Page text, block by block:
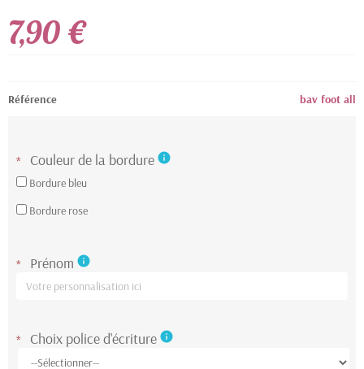
7,90 €
Référence bav foot all
* Couleur de la bordure info
Bordure bleu
Bordure rose
* Prénom info
* Choix police d'écriture info